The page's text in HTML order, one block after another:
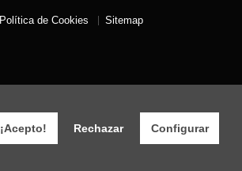
¡Acepto! Rechazar Configurar
Política de Cookies Sitemap